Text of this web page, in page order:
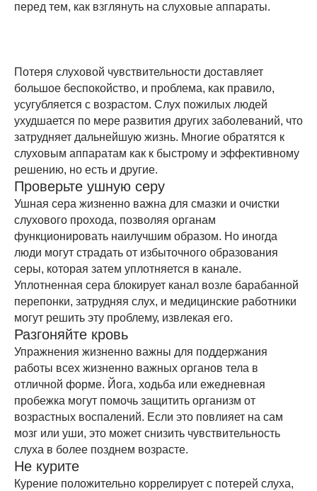
перед тем, как взглянуть на слуховые аппараты.
Потеря слуховой чувствительности доставляет
большое беспокойство, и проблема, как правило,
усугубляется с возрастом. Слух пожилых людей
ухудшается по мере развития других заболеваний, что
затрудняет дальнейшую жизнь. Многие обратятся к
слуховым аппаратам как к быстрому и эффективному
решению, но есть и другие.
Проверьте ушную серу
Ушная сера жизненно важна для смазки и очистки
слухового прохода, позволяя органам
функционировать наилучшим образом. Но иногда
люди могут страдать от избыточного образования
серы, которая затем уплотняется в канале.
Уплотненная сера блокирует канал возле барабанной
перепонки, затрудняя слух, и медицинские работники
могут решить эту проблему, извлекая его.
Разгоняйте кровь
Упражнения жизненно важны для поддержания
работы всех жизненно важных органов тела в
отличной форме. Йога, ходьба или ежедневная
пробежка могут помочь защитить организм от
возрастных воспалений. Если это повлияет на сам
мозг или уши, это может снизить чувствительность
слуха в более позднем возрасте.
Не курите
Курение положительно коррелирует с потерей слуха,